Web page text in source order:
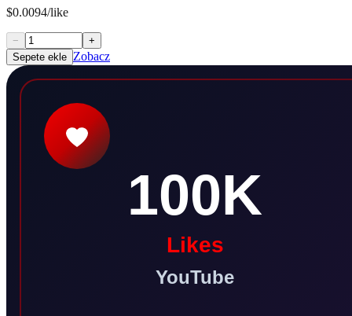
$0.0094/like
−
+
Sepete ekle Zobacz